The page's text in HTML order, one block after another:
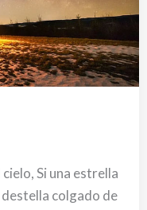
Si una estrella
colgado de